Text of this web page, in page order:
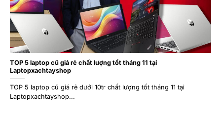
TOP 5 laptop cũ giá rẻ chất lượng tốt tháng 11 tại
Laptopxachtayshop
TOP 5 laptop cũ giá rẻ dưới 10tr chất lượng tốt tháng 11 tại
Laptopxachtayshop...